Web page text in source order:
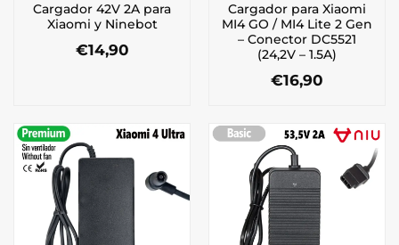
Cargador 42V 2A para
Xiaomi y Ninebot
€14,90
Cargador para Xiaomi
MI4 GO / MI4 Lite 2 Gen
– Conector DC5521
(24,2V – 1.5A)
€16,90